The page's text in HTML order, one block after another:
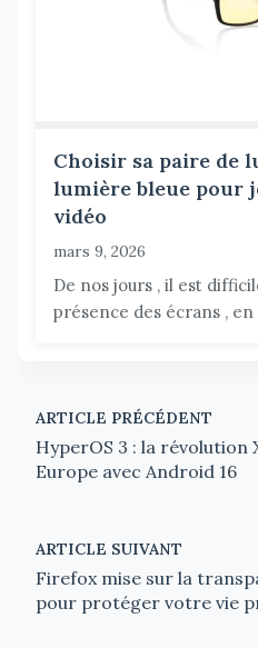
Choisir sa paire de
lumière bleue pour
vidéo
mars 9, 2026
De nos jours , il est
présence des écrans ,
ARTICLE PRÉCÉDENT
HyperOS 3 : la révolution
Europe avec Android 16
ARTICLE SUIVANT
Firefox mise sur la
pour protéger votre vie